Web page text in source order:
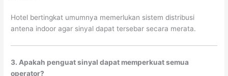
Hotel bertingkat umumnya memerlukan sistem distribusi
antena indoor agar sinyal dapat tersebar secara merata.
3. Apakah penguat sinyal dapat memperkuat semua
operator?